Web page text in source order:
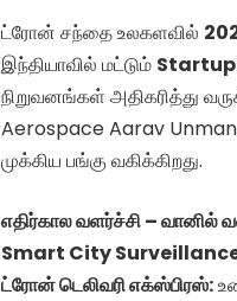
ட்ரோன் சந்தை உலகளவில்
இந்தியாவில் மட்டும்
நிறுவனங்கள் அதிகரித்து
Aerospace Aarav
முக்கிய பங்கு வகிக்கிறது.
எதிர்கால வளர்ச்சி – வானில்
Smart City
ட்ரோன் டெலிவரி எக்ஸ்பிரஸ்: